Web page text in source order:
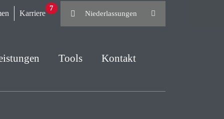
Karriere
7
Niederlassungen
Tools Kontakt